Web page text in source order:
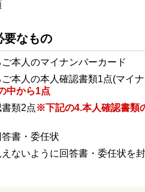
要なもの
本人のマイナンバーカード
本人の本人確認書類1点(マイ
中から1点
類2点※下記の4.本人確認書類
書・委任状
ないように回答書・委任状を